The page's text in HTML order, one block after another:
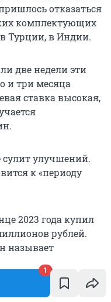
1
отказаться
комплектующих
Турции, в Индии.
две недели эти
и три месяца
ставка высокая,
сулит улучшений.
к «периоду
2023 года купил
рублей.
называет
2375»